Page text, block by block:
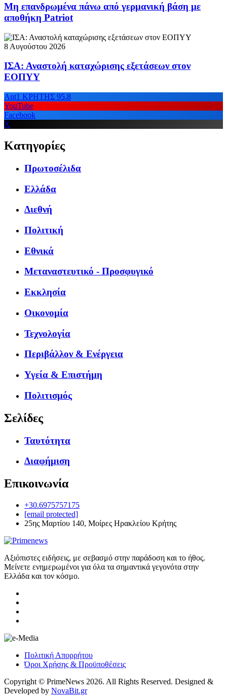
Μη επανδρωμένα πάνω από γερμανική βάση με
αποθήκη Patriot
8 Αυγούστου 2026
ΙΣΑ: Αναστολή καταχώρισης εξετάσεων στον
ΕΟΠΥΥ
Ant1 ΚΡΗΤΗΣ 95.8
YouTube
Facebook
X
Κατηγορίες
Πρωτοσέλιδα
Ελλάδα
Διεθνή
Πολιτική
Εθνικά
Μεταναστευτικό - Προσφυγικό
Εκκλησία
Οικονομία
Τεχνολογία
Περιβάλλον & Ενέργεια
Υγεία & Επιστήμη
Πολιτισμός
Σελίδες
Ταυτότητα
Διαφήμιση
Επικοινωνία
+30.6975757175
[email protected]
25ης Μαρτίου 140, Μοίρες Ηρακλείου Κρήτης
Αξιόπιστες ειδήσεις, με σεβασμό στην παράδοση και το ήθος.
Μείνετε ενημερωμένοι για όλα τα σημαντικά γεγονότα στην
Ελλάδα και τον κόσμο.
Πολιτική Απορρήτου
Όροι Χρήσης & Προϋποθέσεις
Copyright © PrimeNews 2026. All Rights Reserved. Designed &
Developed by NovaBit.gr